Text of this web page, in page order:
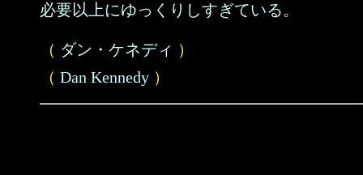
必要以上にゆっくりしすぎている。
（ ダン・ケネディ ）
（ Dan Kennedy ）